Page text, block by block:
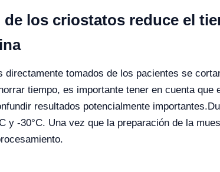
de los criostatos reduce el
directamente tomados de los pacientes se
tiempo, es importante tener en cuenta
resultados potencialmente importantes.
y -30°C. Una vez que la preparación de la